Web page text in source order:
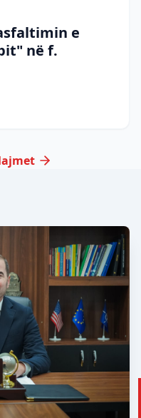
e
në f.